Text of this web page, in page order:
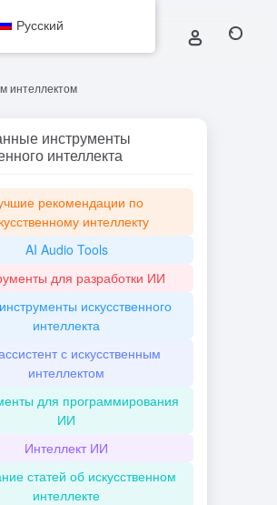
интеллектом
инструменты
интеллекта
рекомендации по
интеллекту
AI Audio Tools
для разработки ИИ
искусственного
интеллекта
с искусственным
интеллектом
для программирования
ИИ
Интеллект ИИ
статей об искусственном
интеллекте
Русский